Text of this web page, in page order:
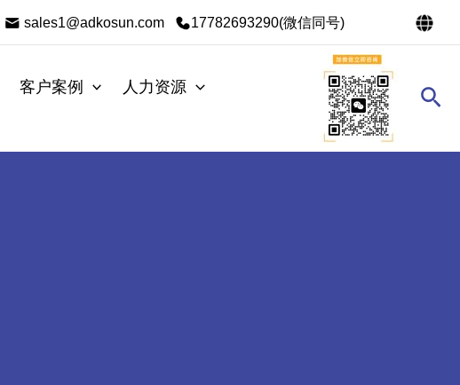
sales1@adkosun.com 17782693290(微信同号)
客户案例
人力资源
搜